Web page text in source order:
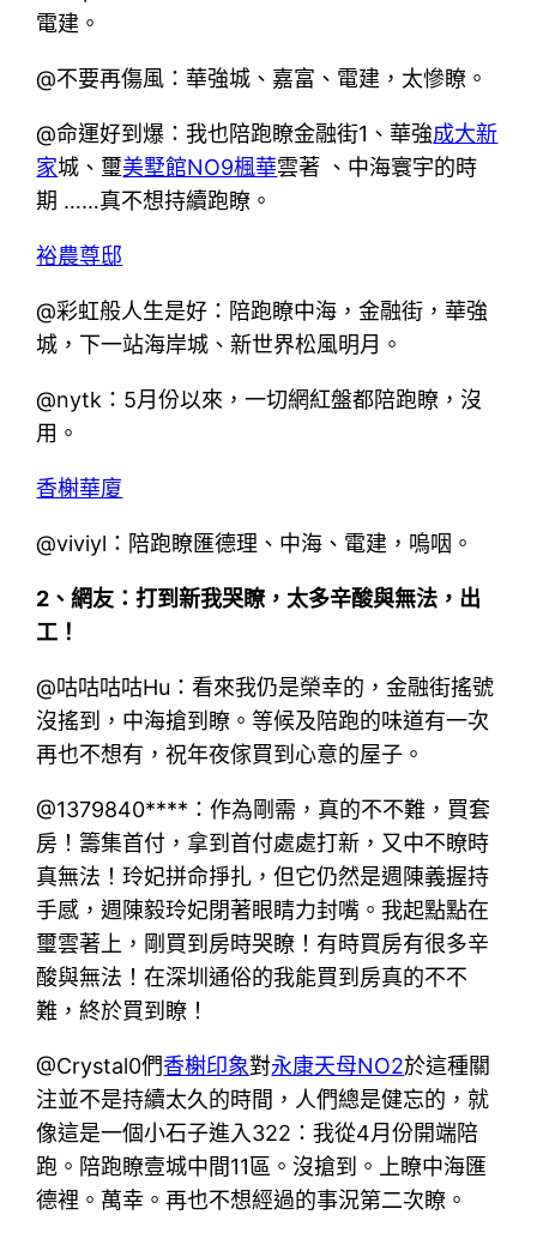
電建。
@不要再傷風：華強城、嘉富、電建，太慘瞭。
@命運好到爆：我也陪跑瞭金融街1、華強成大新
家城、璽美墅館NO9楓華雲著 、中海寰宇的時
期 ……真不想持續跑瞭。
裕農尊邸
@彩虹般人生是好：陪跑瞭中海，金融街，華強
城，下一站海岸城、新世界松風明月。
@nytk：5月份以來，一切網紅盤都陪跑瞭，沒
用。
香榭華廈
@viviyl：陪跑瞭匯德理、中海、電建，嗚咽。
2、網友：打到新我哭瞭，太多辛酸與無法，出
工！
@咕咕咕咕Hu：看來我仍是榮幸的，金融街搖號
沒搖到，中海搶到瞭。等候及陪跑的味道有一次
再也不想有，祝年夜傢買到心意的屋子。
@1379840****：作為剛需，真的不不難，買套
房！籌集首付，拿到首付處處打新，又中不瞭時
真無法！玲妃拼命掙扎，但它仍然是週陳義握持
手感，週陳毅玲妃閉著眼睛力封嘴。我起點點在
璽雲著上，剛買到房時哭瞭！有時買房有很多辛
酸與無法！在深圳通俗的我能買到房真的不不
難，終於買到瞭！
@Crystal0們香榭印象對永康天母NO2於這種關
注並不是持續太久的時間，人們總是健忘的，就
像這是一個小石子進入322：我從4月份開端陪
跑。陪跑瞭壹城中間11區。沒搶到。上瞭中海匯
德裡。萬幸。再也不想經過的事況第二次瞭。